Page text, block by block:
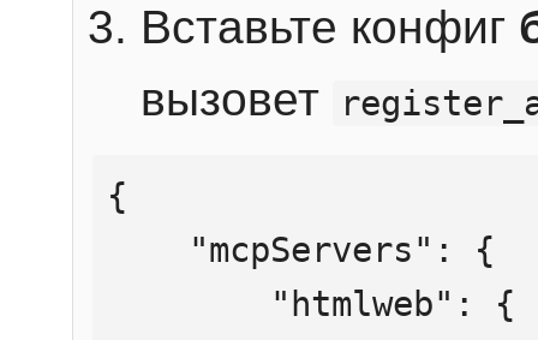
Вставьте конфиг
вызовет
{